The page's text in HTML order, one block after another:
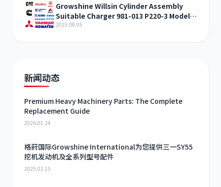
Growshine Willsin Cylinder Assembly
Suitable Charger 981-013 P220-3 Model
Amazing Fold
2025.08.05
新闻动态
Premium Heavy Machinery Parts: The Complete
Replacement Guide
2026.01.24
格莳国际Growshine International为您提供三一SY55
挖机发动机及全系列型号配件
2025.02.15